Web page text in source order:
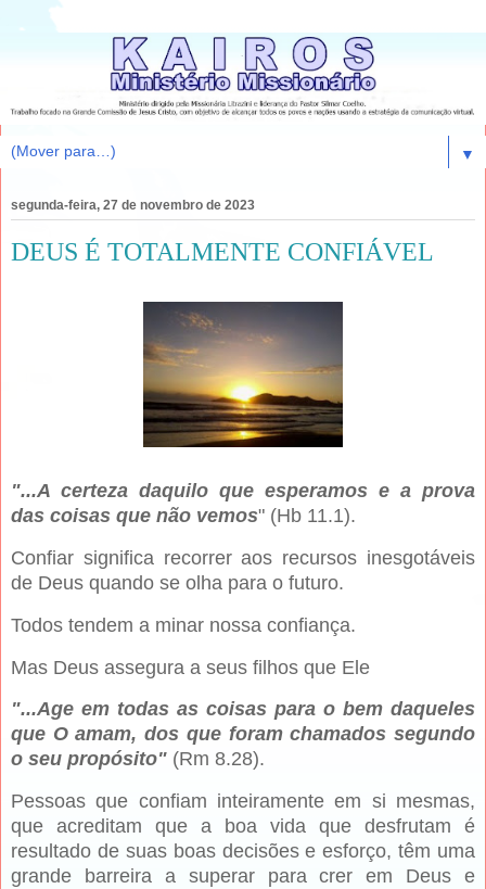
▼
segunda-feira, 27 de novembro de 2023
DEUS É TOTALMENTE CONFIÁVEL
"...A certeza daquilo que esperamos e a prova
das coisas que não vemos" (Hb 11.1).
Confiar significa recorrer aos recursos inesgotáveis
de Deus quando se olha para o futuro.
Todos tendem a minar nossa confiança.
Mas Deus assegura a seus filhos que Ele
"...Age em todas as coisas para o bem daqueles
que O amam, dos que foram chamados segundo
o seu propósito" (Rm 8.28).
Pessoas que confiam inteiramente em si mesmas,
que acreditam que a boa vida que desfrutam é
resultado de suas boas decisões e esforço, têm uma
grande barreira a superar para crer em Deus e